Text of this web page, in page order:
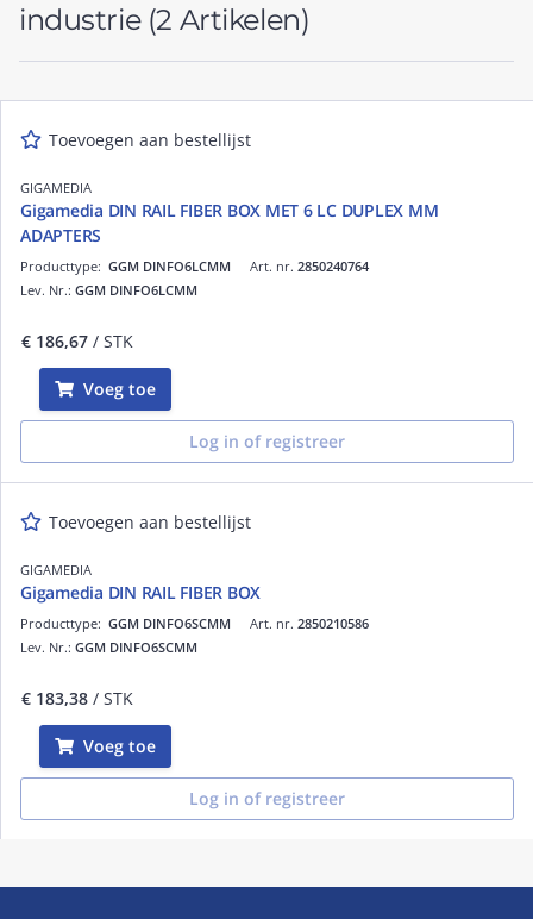
industrie (2 Artikelen)
Toevoegen aan bestellijst
GIGAMEDIA
Gigamedia DIN RAIL FIBER BOX MET 6 LC DUPLEX MM
ADAPTERS
Art. nr. 2850240764
Producttype: GGM DINFO6LCMM
Lev. Nr.: GGM DINFO6LCMM
€ 186,67 / STK
Voeg toe
Log in of registreer
Toevoegen aan bestellijst
GIGAMEDIA
Gigamedia DIN RAIL FIBER BOX
Art. nr. 2850210586
Producttype: GGM DINFO6SCMM
Lev. Nr.: GGM DINFO6SCMM
€ 183,38 / STK
Voeg toe
Log in of registreer